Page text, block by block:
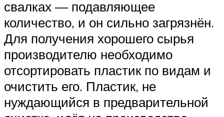
свалках — подавляющее
количество, и он сильно загрязнён.
Для получения хорошего сырья
производителю необходимо
отсортировать пластик по видам и
очистить его. Пластик, не
нуждающийся в предварительной